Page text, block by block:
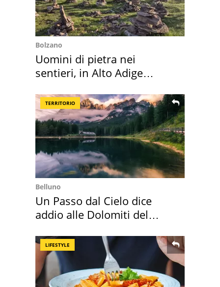
Bolzano
Uomini di pietra nei
sentieri, in Alto Adige
TERRITORIO
Belluno
Un Passo dal Cielo dice
addio alle Dolomiti del
LIFESTYLE